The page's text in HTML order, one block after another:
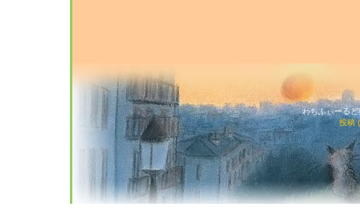
わちふぃーる
投稿